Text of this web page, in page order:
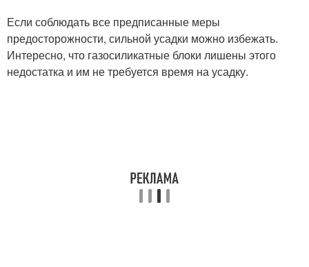
Если соблюдать все предписанные меры
предосторожности, сильной усадки можно избежать.
Интересно, что газосиликатные блоки лишены этого
недостатка и им не требуется время на усадку.